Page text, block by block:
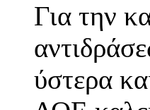
Για την
ύστερα